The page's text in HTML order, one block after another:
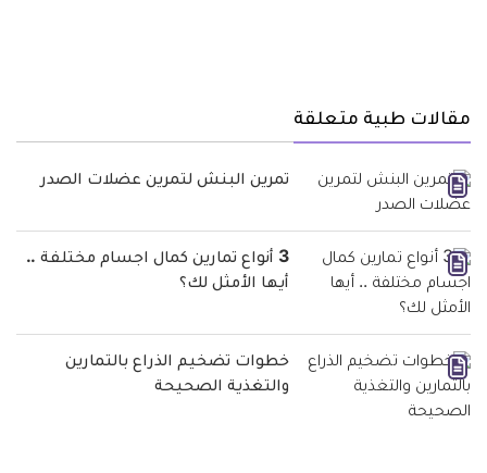
مقالات طبية متعلقة
تمرين البنش لتمرين عضلات الصدر
3 أنواع تمارين كمال اجسام مختلفة ..
أيها الأمثل لك؟
خطوات تضخيم الذراع بالتمارين
والتغذية الصحيحة